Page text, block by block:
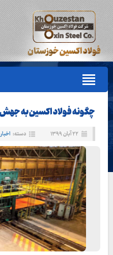
چگونه فولاد اکسین به
۲۲ آبان ۱۳۹۹ دسته: